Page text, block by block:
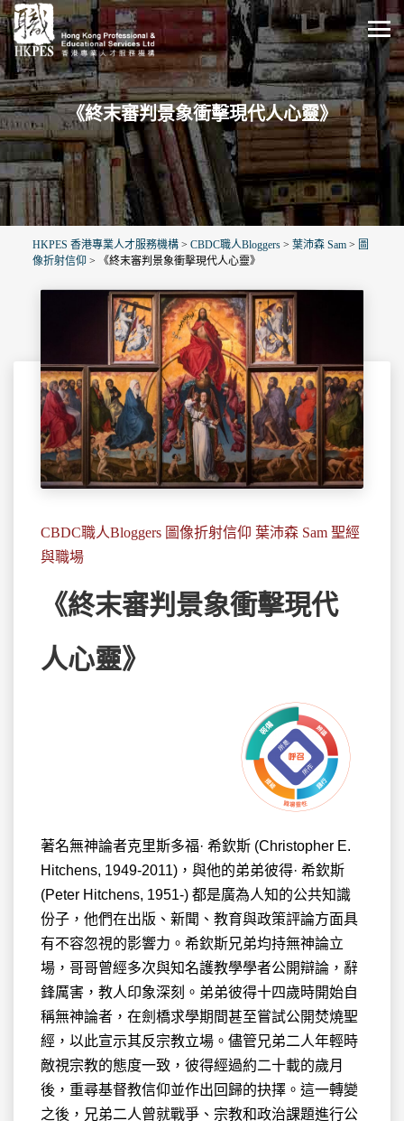
《終末審判景象衝擊現代人心靈》
HKPES 香港專業人才服務機構 > CBDC職人Bloggers > 葉沛森 Sam > 圖
像折射信仰 > 《終末審判景象衝擊現代人心靈》
CBDC職人Bloggers 圖像折射信仰 葉沛森 Sam 聖經
與職場
《終末審判景象衝擊現代
人心靈》
著名無神論者克里斯多福· 希欽斯 (Christopher E.
Hitchens, 1949-2011)，與他的弟弟彼得· 希欽斯
(Peter Hitchens, 1951-) 都是廣為人知的公共知識
份子，他們在出版、新聞、教育與政策評論方面具
有不容忽視的影響力。希欽斯兄弟均持無神論立
場，哥哥曾經多次與知名護教學學者公開辯論，辭
鋒厲害，教人印象深刻。弟弟彼得十四歲時開始自
稱無神論者，在劍橋求學期間甚至嘗試公開焚燒聖
經，以此宣示其反宗教立場。儘管兄弟二人年輕時
敵視宗教的態度一致，彼得經過約二十載的歲月
後，重尋基督教信仰並作出回歸的抉擇。這一轉變
之後，兄弟二人曾就戰爭、宗教和政治課題進行公